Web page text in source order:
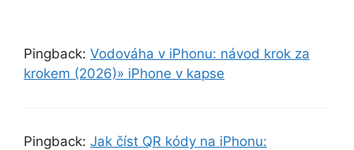
Pingback: Vodováha v iPhonu: návod krok za
krokem (2026)» iPhone v kapse
Pingback: Jak číst QR kódy na iPhonu: